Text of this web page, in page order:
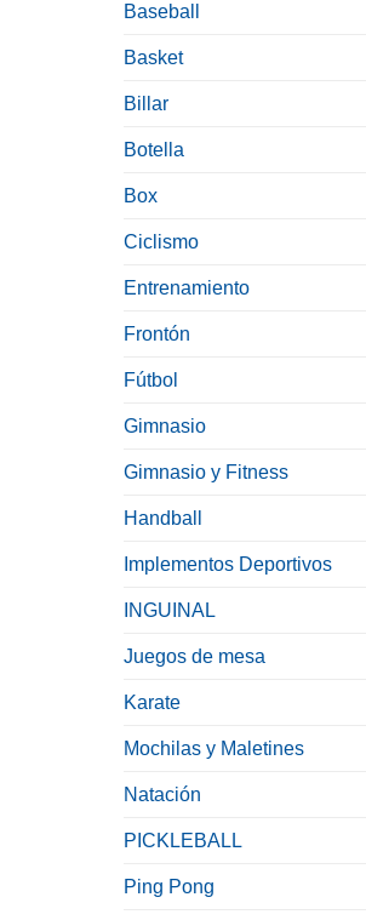
Baseball
Basket
Billar
Botella
Box
Ciclismo
Entrenamiento
Frontón
Fútbol
Gimnasio
Gimnasio y Fitness
Handball
Implementos Deportivos
INGUINAL
Juegos de mesa
Karate
Mochilas y Maletines
Natación
PICKLEBALL
Ping Pong